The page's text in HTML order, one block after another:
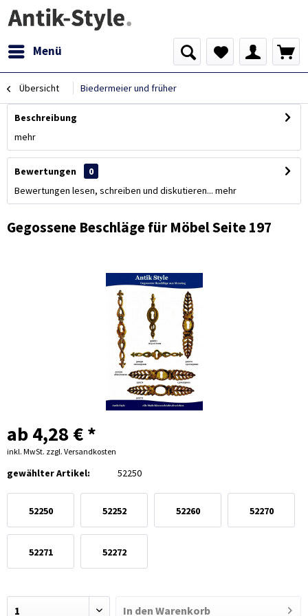
Menü
Übersicht Biedermeier und früher
Beschreibung
mehr
Bewertungen
0
Bewertungen lesen, schreiben und diskutieren... mehr
Gegossene Beschläge für Möbel Seite 197
ab 4,28 € *
inkl. MwSt. zzgl. Versandkosten
gewählter Artikel: 52250
52250 52252 52260 52270
52271 52272
In den Warenkorb